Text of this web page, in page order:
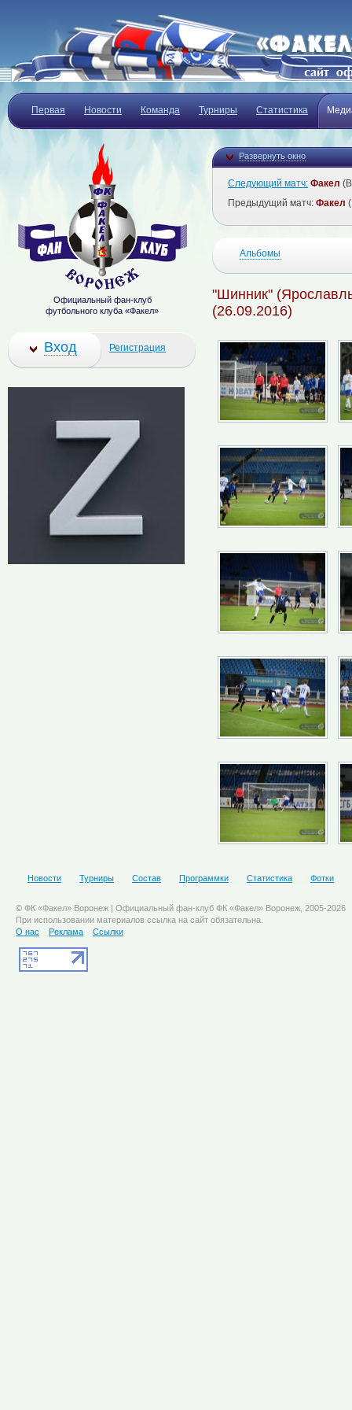
Первая Новости Команда Турниры Статистика
Развернуть окно
Следующий матч: Факел
Предыдущий матч: Факел
Альбомы
"Шинник"
(26.09.2016)
Официальный фан-клуб
футбольного клуба «Факел»
Вход Регистрация
Новости Турниры Состав Программки Статистика Фотки
© ФК «Факел» Воронеж | Официальный фан-клуб ФК «Факел» Воронеж, 2005-2026
При использовании материалов ссылка на сайт обязательна.
О нас
Реклама Ссылки